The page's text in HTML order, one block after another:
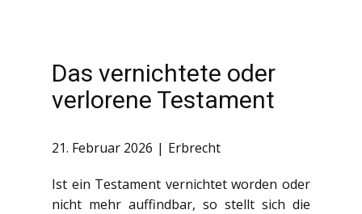
Das vernichtete oder
verlorene Testament
21. Februar 2026 Erbrecht
Ist ein Testament vernichtet worden oder
nicht mehr auffindbar, so stellt sich die